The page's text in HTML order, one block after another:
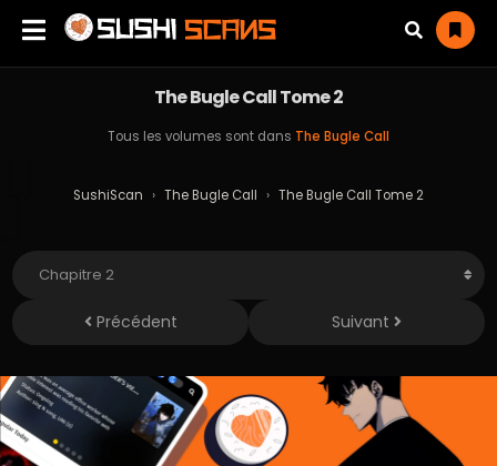
The Bugle Call Tome 2
Tous les volumes sont dans The Bugle Call
SushiScan › The Bugle Call › The Bugle Call Tome 2
Précédent Suivant